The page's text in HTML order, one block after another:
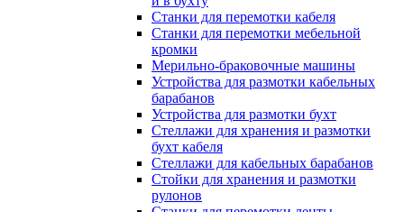
Станки для перемотки кабеля
Станки для перемотки мебельной
кромки
Мерильно-браковочные машины
Устройства для размотки кабельных
барабанов
Устройства для размотки бухт
Стеллажи для хранения и размотки
бухт кабеля
Стеллажи для кабельных барабанов
Стойки для хранения и размотки
рулонов